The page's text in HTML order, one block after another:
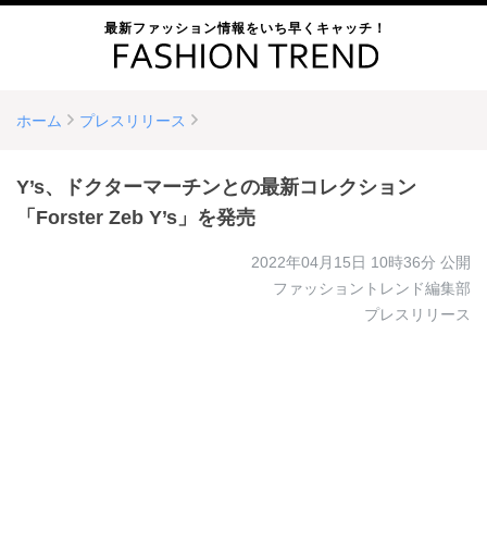
最新ファッション情報をいち早くキャッチ！
ホーム プレスリリース
Y’s、ドクターマーチンとの最新コレクション
「Forster Zeb Y’s」を発売
2022年04月15日 10時36分 公開
ファッショントレンド編集部
プレスリリース